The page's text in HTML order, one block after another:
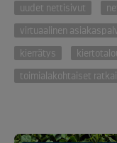
uudet nettisivut
virtuaalinen
kierrätys
toimialakohtaiset